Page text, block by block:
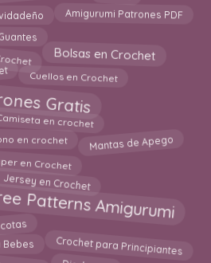
Amigurumi Patrones PDF
Bolsas en Crochet
Cuellos en Crochet
Gratis
en crochet
en crochet Mantas de Apego
en Crochet
Jersey en Crochet
Patterns Amigurumi
Bebes Crochet para Principiantes